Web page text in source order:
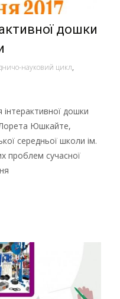
дошки
науковий цикл,
дошки
Лорета Юшкайте,
середньої школи ім.
проблем сучасної